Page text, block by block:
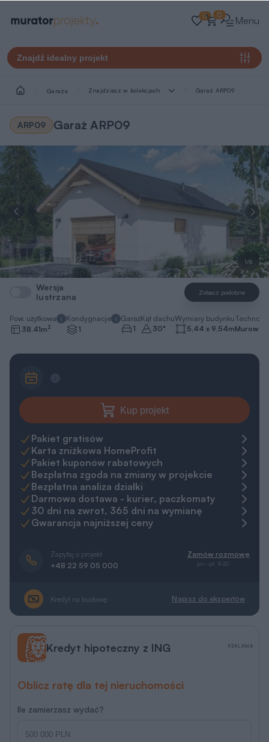
0 0 Menu
Znajdź idealny projekt
Garaże Znajdziesz w kolekcjach Garaż ARP09
ARP09 Garaż ARP09
1/8
Wersja
lustrzana
Zobacz podobne
Pow. użytkowa
38,41m2
Kondygnacje
1
Garaż
1
Kąt dachu
30°
Wymiary budynku
5,44 x 9,54mMurowa
Kup projekt
Pakiet gratisów
Karta zniżkowa HomeProfit
Pakiet kuponów rabatowych
Bezpłatna zgoda na zmiany w projekcie
Bezpłatna analiza działki
Darmowa dostawa - kurier, paczkomaty
30 dni na zwrot, 365 dni na wymianę
Gwarancja najniższej ceny
Zapytaj o projekt
+48 22 59 05 000
Zamów rozmowę
pn.-pt. 8-20
Kredyt na budowę Napisz do ekspertów
Kredyt hipoteczny z ING
Oblicz ratę dla tej nieruchomości
Ile zamierzasz wydać?
REKLAMA